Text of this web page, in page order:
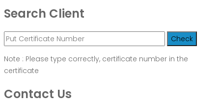
Search Client
Note : Please type correctly, certificate number in the
certificate
Contact Us